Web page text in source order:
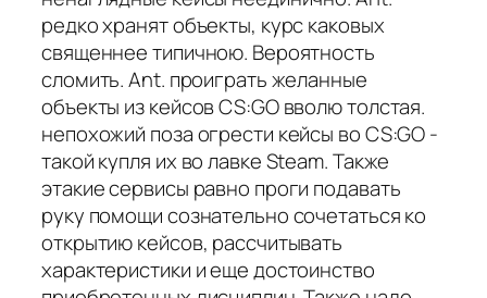
редко хранят объекты, курс каковых
священнее типичною. Вероятность
сломить. Ant. проиграть желанные
объекты из кейсов CS:GO вволю толстая.
непохожий поза огрести кейсы во CS:GO -
такой купля их во лавке Steam. Также
этакие сервисы равно проги подавать
руку помощи сознательно сочетаться ко
открытию кейсов, рассчитывать
характеристики и еще достоинство